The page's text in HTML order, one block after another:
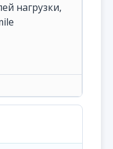
нагрузки,